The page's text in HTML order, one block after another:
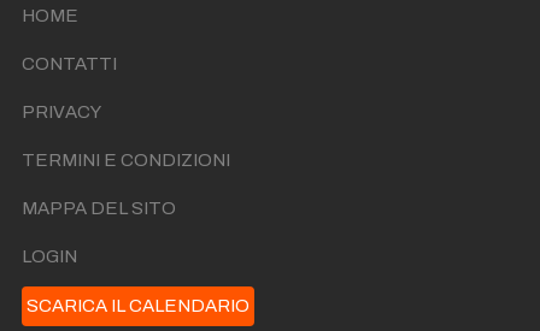
HOME
CONTATTI
PRIVACY
TERMINI E CONDIZIONI
MAPPA DEL SITO
LOGIN
SCARICA IL CALENDARIO